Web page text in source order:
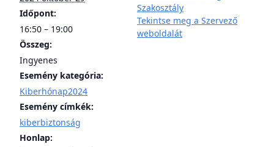
Időpont:
16:50 – 19:00
Összeg:
Ingyenes
Esemény kategória:
Kiberhónap2024
Esemény címkék:
kiberbiztonság
Honlap:
Szakosztály
Tekintse meg a Szervező
weboldalát